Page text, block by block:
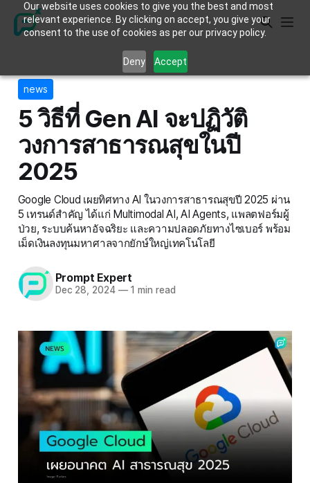
Our website uses cookies to give you the best and most
relevant experience. By clicking on accept, you give your
consent to the use of cookies as per our privacy policy.
Deny Accept
news
5 วิธีที่ Gen AI จะปฏิวัติ
วงการสาธารณสุขในปี
2025
Google Cloud เผยทิศทาง AI ในวงการสาธารณสุขปี 2025 ผ่าน
5 เทรนด์สำคัญ ได้แก่ Multimodal AI, AI Agents, แพลตฟอร์มผู้
ป่วย, ระบบค้นหาอัจฉริยะ และความปลอดภัยทางไซเบอร์ พร้อม
เม็ดเงินลงทุนมหาศาลจากยักษ์ใหญ่เทคโนโลยี
Prompt Expert
Dec 28, 2024 —1 min read